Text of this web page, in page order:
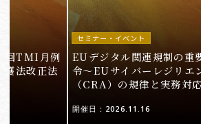
回TMI月例
護法改正法
セミナー・イベント
EUデジタル関連規制の重
令〜EUサイバーレジリエ
（CRA）の規律と実務対
開催日：2026.11.16